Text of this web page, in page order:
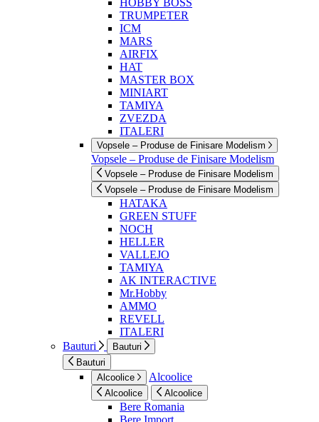
HOBBY BOSS
TRUMPETER
ICM
MARS
AIRFIX
HAT
MASTER BOX
MINIART
TAMIYA
ZVEZDA
ITALERI
Vopsele – Produse de Finisare Modelism
Vopsele – Produse de Finisare Modelism
Vopsele – Produse de Finisare Modelism
Vopsele – Produse de Finisare Modelism
HATAKA
GREEN STUFF
NOCH
HELLER
VALLEJO
TAMIYA
AK INTERACTIVE
Mr.Hobby
AMMO
REVELL
ITALERI
Bauturi
Bauturi
Bauturi
Alcoolice
Alcoolice
Alcoolice Alcoolice
Bere Romania